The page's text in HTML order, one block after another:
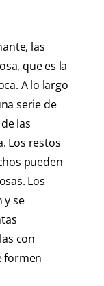
las
que es la
A lo largo
serie de
las
Los restos
pueden
Los
y se
con
formen